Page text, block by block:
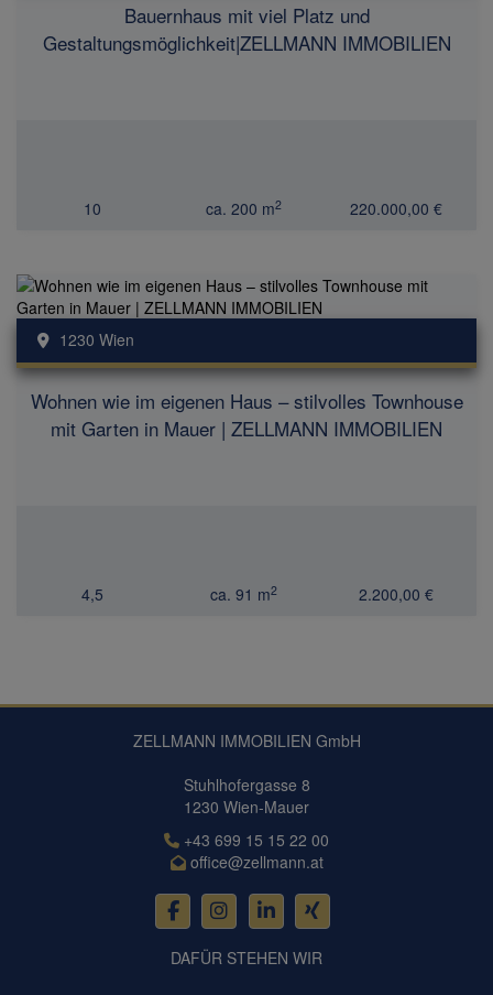
Bauernhaus mit viel Platz und
Gestaltungsmöglichkeit|ZELLMANN IMMOBILIEN
10 ca. 200 m2 220.000,00 €
Wohnen wie im eigenen Haus – stilvolles Townhouse
mit Garten in Mauer | ZELLMANN IMMOBILIEN
1230 Wien
4,5 ca. 91 m2 2.200,00 €
ZELLMANN IMMOBILIEN GmbH
Stuhlhofergasse 8
1230 Wien-Mauer
+43 699 15 15 22 00
office@zellmann.at
DAFÜR STEHEN WIR